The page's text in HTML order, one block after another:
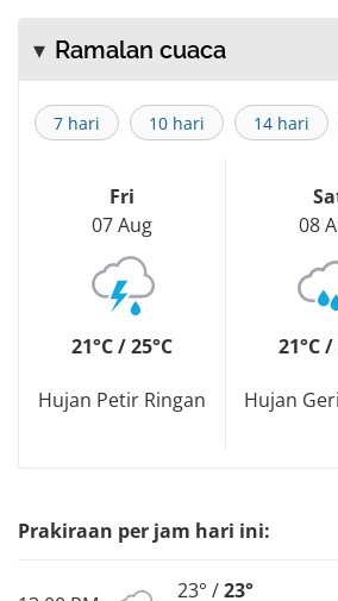
Ramalan cuaca
7 hari 10 hari 14 hari
Fri
07 Aug
21°C / 25°C
Hujan Petir Ringan
08
21°C /
Hujan
Prakiraan per jam hari ini:
23° /23°